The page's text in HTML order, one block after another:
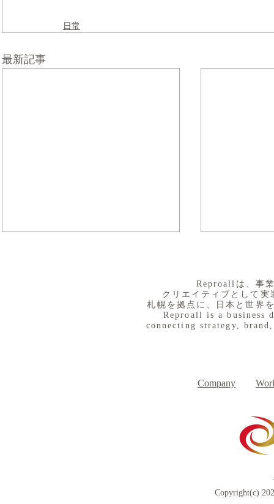
日常
最新記事
​Reproallは、事
クリエイティブとして
札幌を拠点に、日本と世界
Reproall is a business
connecting strategy,
Company
Copyright(c)